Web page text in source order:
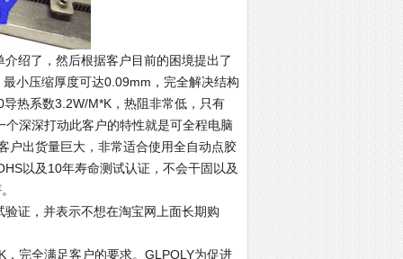
绍了，然后根据客户目前的困境提出了
小压缩厚度可达0.09mm，完全解决结构
导热系数3.2W/M*K，热阻非常低，只有
深深打动此客户的特性就是可全程电脑
户出货量巨大，非常适合使用全自动点胶
以及10年寿命测试认证，不会干固以及
证，并表示不想在淘宝网上面长期购
，完全满足客户的要求。GLPOLY为促进